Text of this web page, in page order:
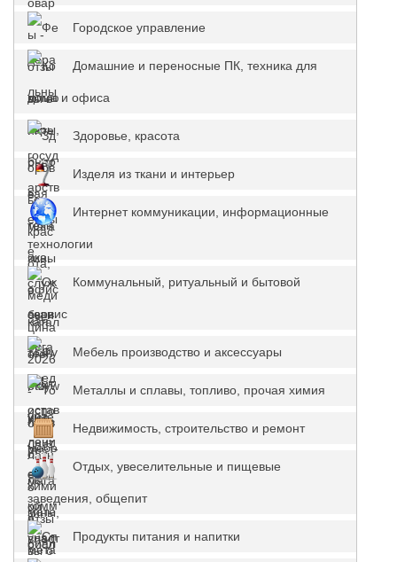
Городское управление
Домашние и переносные ПК, техника для
дома и офиса
Здоровье, красота
Изделя из ткани и интерьер
Интернет коммуникации, информационные
технологии
Коммунальный, ритуальный и бытовой
сервис
Мебель производство и аксессуары
Металлы и сплавы, топливо, прочая химия
Недвижимость, строительство и ремонт
Отдых, увеселительные и пищевые
заведения, общепит
Продукты питания и напитки